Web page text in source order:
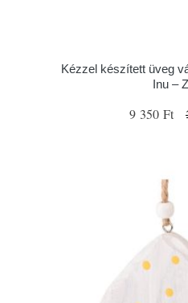
Kézzel készített üveg
Inu –
9 350 Ft